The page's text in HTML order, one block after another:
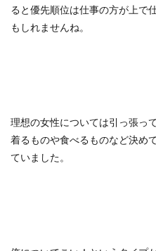
ると優先順位は仕事の方が上で
もしれませんね。
理想の女性については引っ張っ
着るものや食べるものなど決め
ていました。